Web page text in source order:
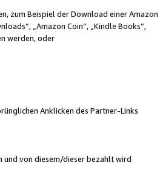
zum Beispiel der Download einer Amazon
„Amazon Coin“, „Kindle Books“,
werden, oder
Anklicken des Partner-Links
und von diesem/dieser bezahlt wird